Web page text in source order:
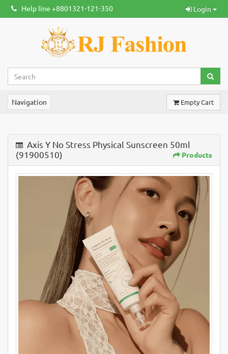
Help line +8801321-121-350 Login
Navigation Empty Cart
Axis Y No Stress Physical Sunscreen 50ml
(91900510)
Products